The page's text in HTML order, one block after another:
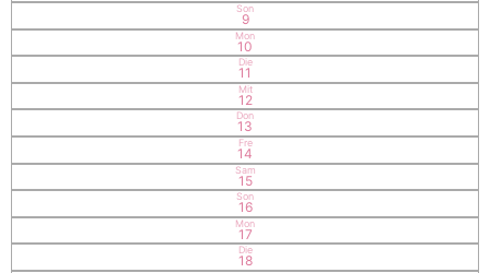
Son
9
Mon
10
Die
11
Mit
12
Don
13
Fre
14
Sam
15
Son
16
Mon
17
Die
18